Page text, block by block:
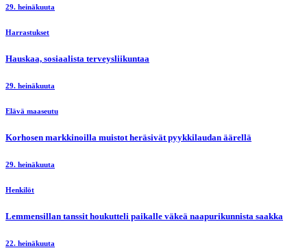
29. heinäkuuta
Harrastukset
Hauskaa, sosiaalista terveysliikuntaa
29. heinäkuuta
Elävä maaseutu
Korhosen markkinoilla muistot heräsivät pyykkilaudan äärellä
29. heinäkuuta
Henkilöt
Lemmensillan tanssit houkutteli paikalle väkeä naapurikunnista saakka
22. heinäkuuta